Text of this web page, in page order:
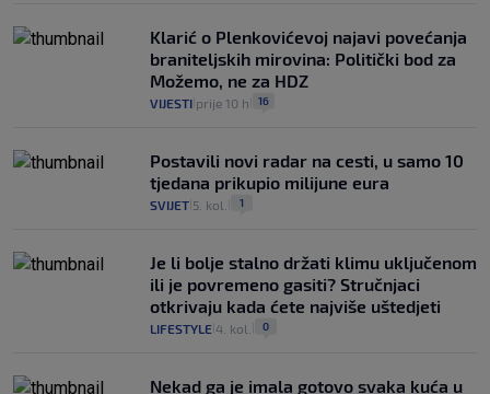
Klarić o Plenkovićevoj najavi povećanja
braniteljskih mirovina: Politički bod za
Možemo, ne za HDZ
VIJESTI prije 10 h 16
Postavili novi radar na cesti, u samo 10
tjedana prikupio milijune eura
SVIJET 5. kol. 1
Je li bolje stalno držati klimu uključenom
ili je povremeno gasiti? Stručnjaci
otkrivaju kada ćete najviše uštedjeti
LIFESTYLE 4. kol. 0
Nekad ga je imala gotovo svaka kuća u